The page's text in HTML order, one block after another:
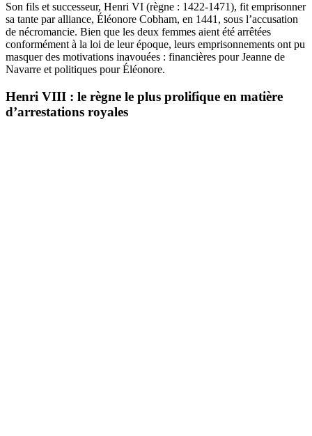
Son fils et successeur, Henri VI (règne : 1422-1471), fit emprisonner
sa tante par alliance, Éléonore Cobham, en 1441, sous l’accusation
de nécromancie. Bien que les deux femmes aient été arrêtées
conformément à la loi de leur époque, leurs emprisonnements ont pu
masquer des motivations inavouées : financières pour Jeanne de
Navarre et politiques pour Éléonore.
Henri VIII : le règne le plus prolifique en matière
d’arrestations royales